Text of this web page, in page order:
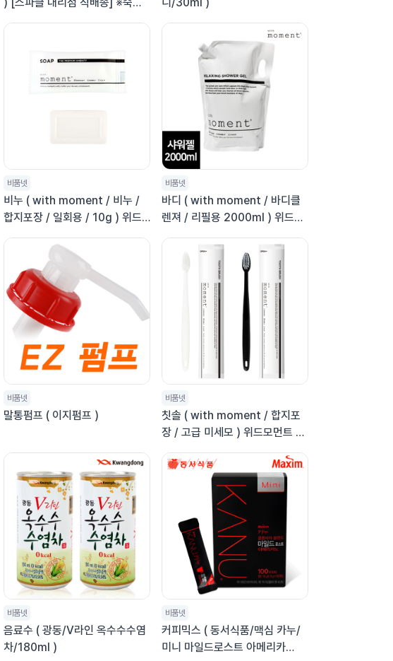
업소/사업장 전용
비품넷
비누 ( with moment / 비누 /
합지포장 / 일회용 / 10g ) 위드
모먼트 오디너리에디션 일회용 비
비품넷
바디 ( with moment / 바디클
렌져 / 리필용 2000ml ) 위드모
먼트 오디너리에디션 릴렉싱 샤워
비품넷
말통펌프 ( 이지펌프 )
비품넷
칫솔 ( with moment / 합지포
장 / 고급 미세모 ) 위드모먼트 오
디너리에디션 고급형 미세모 일회
용 칫솔
비품넷
음료수 ( 광동/V라인 옥수수수염
차/180ml )
비품넷
커피믹스 ( 동서식품/맥심 카누/
미니 마일드로스트 아메리카